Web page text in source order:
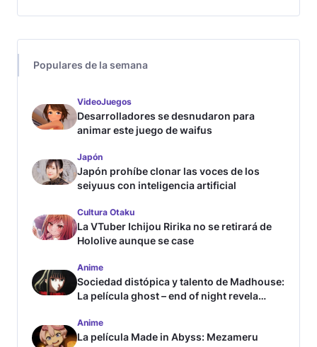
Populares de la semana
VideoJuegos
Desarrolladores se desnudaron para
animar este juego de waifus
Japón
Japón prohíbe clonar las voces de los
seiyuus con inteligencia artificial
Cultura Otaku
La VTuber Ichijou Ririka no se retirará de
Hololive aunque se case
Anime
Sociedad distópica y talento de Madhouse:
La película ghost – end of night revela
Anime
La película Made in Abyss: Mezameru